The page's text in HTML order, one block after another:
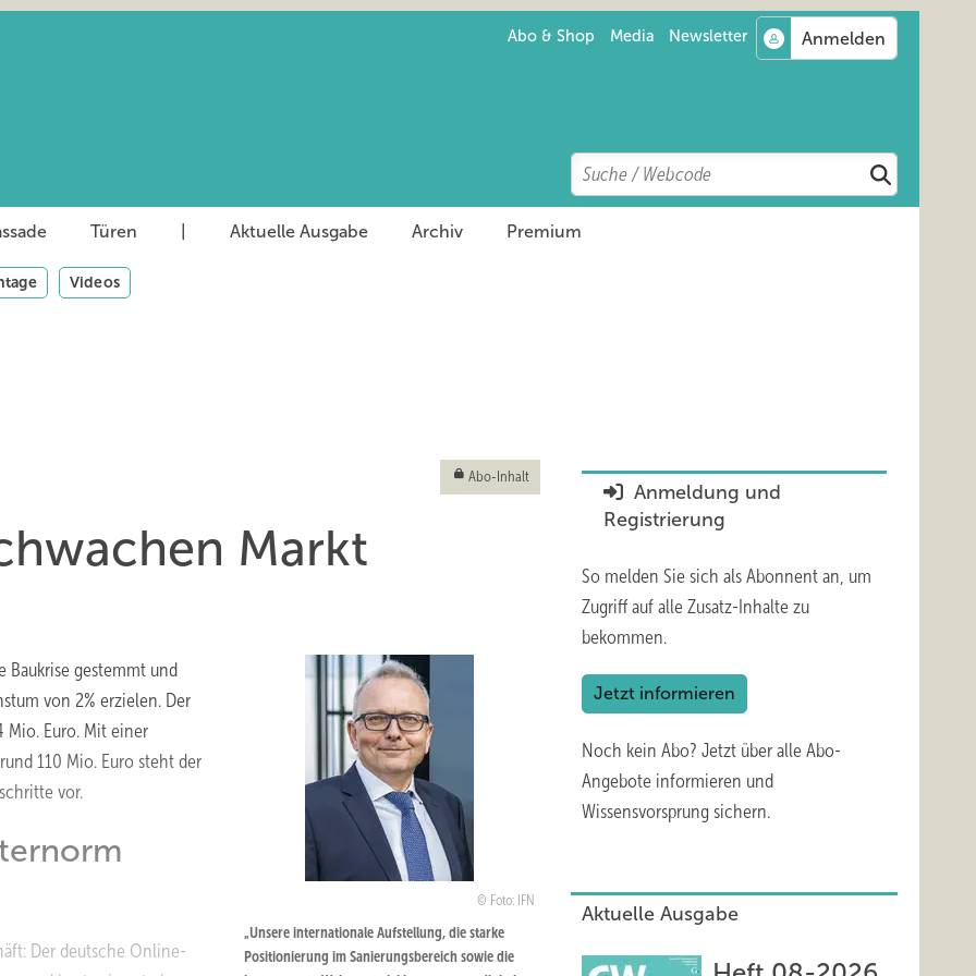
Abo & Shop Media Newsletter
Search
Suchen
Türen Aktuelle Ausgabe Archiv Premium
Videos
Abo-Inhalt
Markt
Foto: IFN
„Unsere internationale Aufstellung, die starke
Positionierung im Sanierungs­bereich sowie die
gestemmt und
von 2% erzielen. Der
Mio. Euro. Mit einer
110 Mio. Euro steht der
vor.
Der deutsche Online-
Anmeldung und
Registrierung
So melden Sie sich als Abonnent an, um
Zugriff auf alle Zusatz-Inhalte zu
bekommen.
Jetzt informieren
Noch kein Abo? Jetzt über alle Abo-
Angebote informieren und
Wissensvorsprung sichern.
Aktuelle Ausgabe